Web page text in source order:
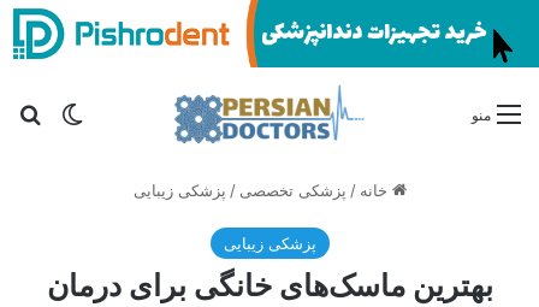
تغییر منو
خانه / پزشکی تخصصی / پزشکی زیبایی
پزشکی زیبایی
بهترین ماسک‌های خانگی برای درمان